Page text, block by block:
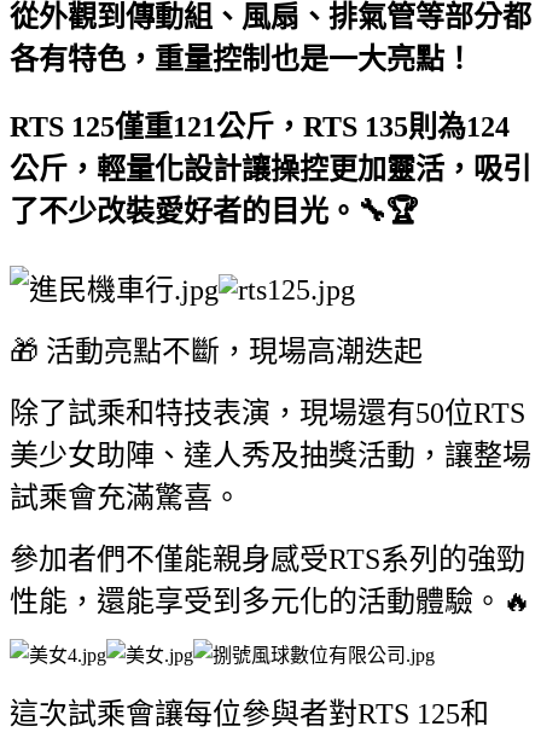
從外觀到傳動組、風扇、排氣管等部分都
各有特色，重量控制也是一大亮點！
RTS 125僅重121公斤，RTS 135則為124
公斤，輕量化設計讓操控更加靈活，吸引
了不少改裝愛好者的目光。🔧🏆
🎁 活動亮點不斷，現場高潮迭起
除了試乘和特技表演，現場還有50位RTS
美少女助陣、達人秀及抽獎活動，讓整場
試乘會充滿驚喜。
參加者們不僅能親身感受RTS系列的強勁
性能，還能享受到多元化的活動體驗。🔥
這次試乘會讓每位參與者對RTS 125和